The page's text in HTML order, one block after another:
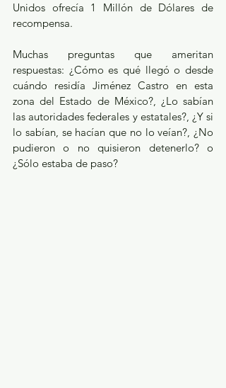
Unidos ofrecía 1 Millón de Dólares de
recompensa.
Muchas preguntas que ameritan
respuestas: ¿Cómo es qué llegó o desde
cuándo residía Jiménez Castro en esta
zona del Estado de México?, ¿Lo sabían
las autoridades federales y estatales?, ¿Y si
lo sabían, se hacían que no lo veían?, ¿No
pudieron o no quisieron detenerlo? o
¿Sólo estaba de paso?